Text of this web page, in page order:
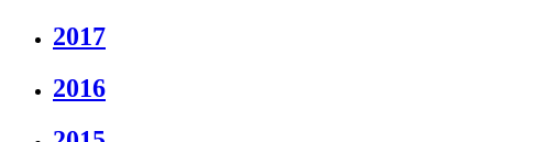
2017
2016